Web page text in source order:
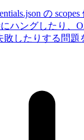
の
ハングしたり、
敗したりする問題